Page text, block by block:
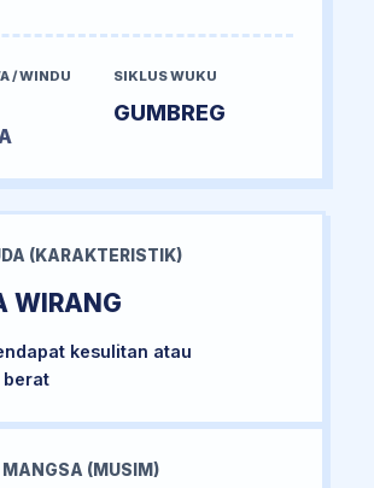
/ WINDU SIKLUS WUKU
GUMBREG
(KARAKTERISTIK)
WIRANG
kesulitan atau
berat
MANGSA (MUSIM)